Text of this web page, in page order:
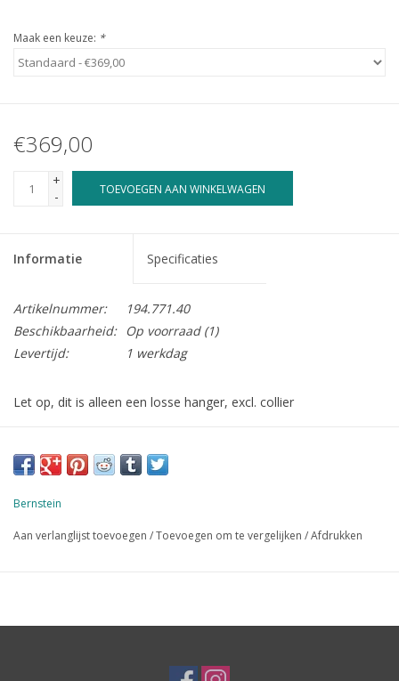
Maak een keuze: *
€369,00
+
-
TOEVOEGEN AAN WINKELWAGEN
Informatie Specificaties
Artikelnummer:
194.771.40
Beschikbaarheid:
Op voorraad(1)
Levertijd:
1 werkdag
Let op, dit is alleen een losse hanger, excl. collier
Bernstein
Aan verlanglijst toevoegen /Toevoegen om te vergelijken /Afdrukken